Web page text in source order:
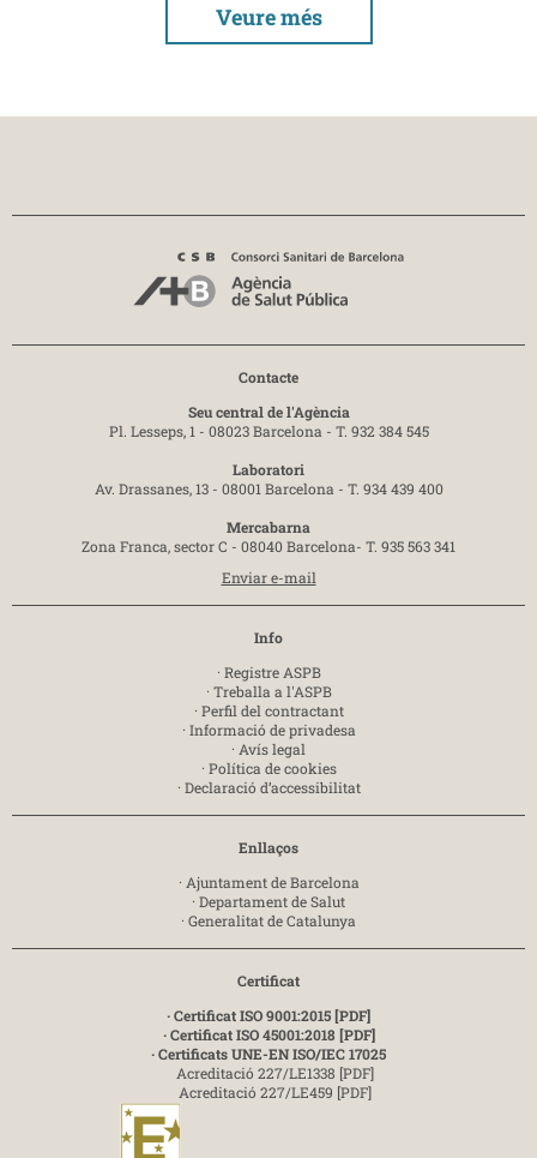
Veure més
Contacte
Seu central de l'Agència
Pl. Lesseps, 1 - 08023 Barcelona - T. 932 384 545
Laboratori
Av. Drassanes, 13 - 08001 Barcelona - T. 934 439 400
Mercabarna
Zona Franca, sector C - 08040 Barcelona- T. 935 563 341
Enviar e-mail
Info
· Registre ASPB
· Treballa a l'ASPB
· Perfil del contractant
· Informació de privadesa
· Avís legal
· Política de cookies
· Declaració d’accessibilitat
Enllaços
· Ajuntament de Barcelona
· Departament de Salut
· Generalitat de Catalunya
Certificat
· Certificat ISO 9001:2015 [PDF]
· Certificat ISO 45001:2018 [PDF]
· Certificats UNE-EN ISO/IEC 17025
Acreditació 227/LE1338 [PDF]
Acreditació 227/LE459 [PDF]